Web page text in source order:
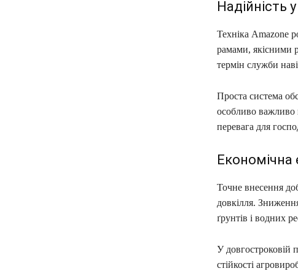
Надійність
Техніка Amazone
рамами, якісними
термін служби
Проста система
особливо важливо
перевага для
Економічна
Точне внесення
довкілля.
ґрунтів і водних
У довгостроковій
стійкості